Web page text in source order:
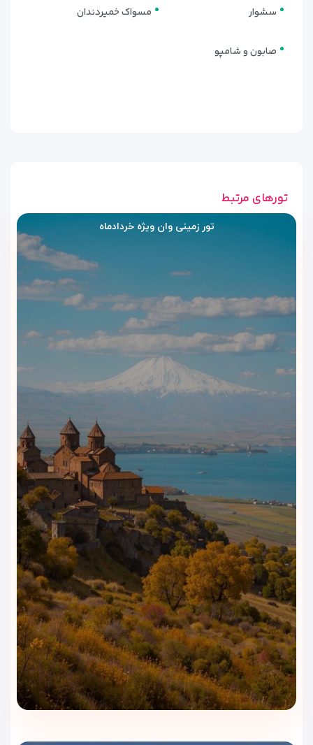
مناسب مسافرانی که به فضای بیشتر اهمیت می‌دهند.
رستوران و کافی‌شاپ هتل رویال
برک وان | صبحانه ساده و دسترسی
عالی شهری
هتل رویال برک وان (Royal Berk Hotel Van)
اقتصادی شهری، خدمات غذایی را به‌صورتساده، کاربردی و
متناسب با قیمت اقامت
در اختیار مهمانان قرار می‌دهد تا شروع
روزی راحت در شهر وان داشته باشند.
رستوران هتل بیشتر به‌عنوان سالن صبحانه مورد استفاده قرار
می‌گیرد و صبحانه‌ای ساده و قابل‌قبول ارائه می‌دهد. آیتم‌هایی
مانند نان تازه، پنیر، کره، مربا، تخم‌مرغ و نوشیدنی‌های گرم، نیاز
مهمانان را برای شروع یک روز پرانرژی و آماده‌سازی جهت خرید و
گشت شهری برطرف می‌کند.
کافی‌شاپ و فضای استراحت
هتل رویال برک وان فضای محدودی برای
نوشیدنی‌های گرم و
استراحت کوتاه‌مدتدارد. علاوه بر این، به‌دلیل موقعیت مرکزی هتل،
دسترسی آسانی بهکافه‌ها، رستوران‌ها و فست‌فودهای متنوع
اطرافوجود دارد که انتخاب‌های بیشتری را در اختیار مهمانان قرار
می‌دهد.
قرارگیری هتل در مرکز شهر وان باعث می‌شود مهمانان بدون نیاز
به تاکسی، به انواعرستوران‌های محلی، کافه‌ها و مراکز غذایی
دسترسی داشته باشند؛ مزیتی مهم برای مسافران ایرانی.
سشوار مسواک خمیردندان
صابون و شامپو
تورهای مرتبط
تور زمینی وان ویژه خردادماه